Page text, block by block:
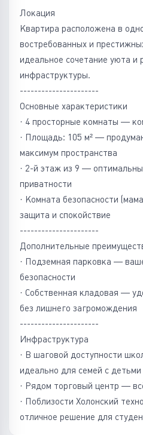
Локация
Квартира расположена в
востребованных и
идеальное сочетание уюта и
инфраструктуры.
----------------------
Основные характеристики
· 4 просторные комнаты —
· Площадь: 105 м² —
максимум пространства
· 2-й этаж из 9 —
приватности
· Комната безопасности
защита и спокойствие
----------------------
Дополнительные
· Подземная парковка —
безопасности
· Собственная кладовая —
без лишнего загромождения
----------------------
Инфраструктура
· В шаговой доступности
идеально для семей с детьми
· Рядом торговый центр —
· Поблизости Холонский
отличное решение для